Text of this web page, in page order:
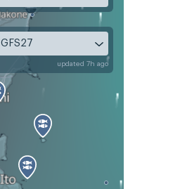
GFS27
updated 7h ago